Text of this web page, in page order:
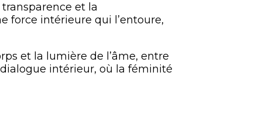
et la
force intérieure qui l’entoure,
et la lumière de l’âme, entre
intérieur, où la féminité